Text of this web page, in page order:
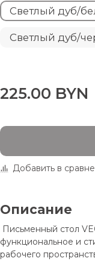
Светлый дуб/
Светлый дуб/
225.00 BYN
Добавить в
Описание
Письменный стол
функциональное и
рабочего